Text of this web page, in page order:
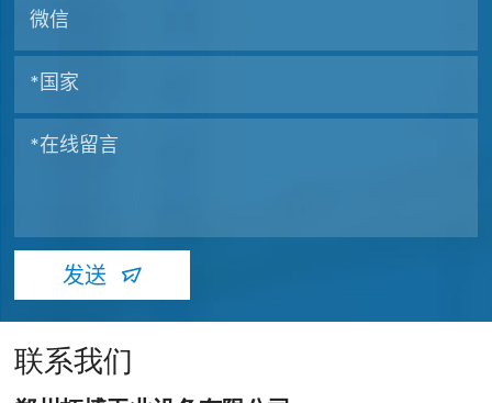
发送
联系我们